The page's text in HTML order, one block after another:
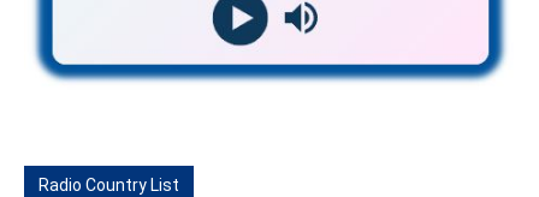
Radio Country List